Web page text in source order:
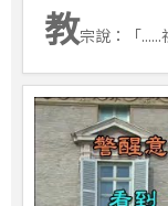
教宗說：「